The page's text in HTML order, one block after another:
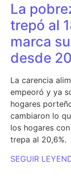
La
trepó al
marca
desde
La carencia
empeoró y ya
hogares
cambiaron lo
los hogares
trepa al 20,6%.
SEGUIR